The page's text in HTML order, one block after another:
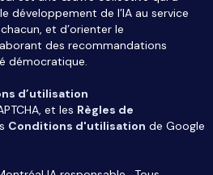
développement de l’IA au service
et d’orienter le
des recommandations
démocratique.
d’utilisation
et les Règles de
Conditions d'utilisation de Google